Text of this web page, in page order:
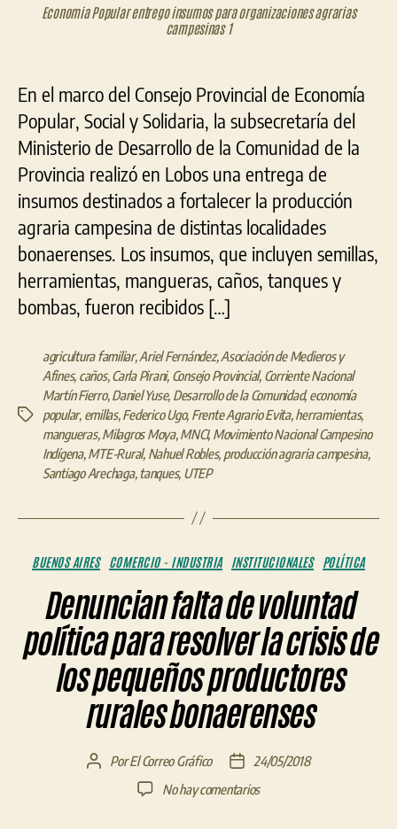
Economia Popular entrego insumos para organizaciones agrarias
campesinas 1
En el marco del Consejo Provincial de Economía
Popular, Social y Solidaria, la subsecretaría del
Ministerio de Desarrollo de la Comunidad de la
Provincia realizó en Lobos una entrega de
insumos destinados a fortalecer la producción
agraria campesina de distintas localidades
bonaerenses. Los insumos, que incluyen semillas,
herramientas, mangueras, caños, tanques y
bombas, fueron recibidos […]
Etiquetas
agricultura familiar, Ariel Fernández, Asociación de Medieros y
Afines, caños, Carla Pirani, Consejo Provincial, Corriente Nacional
Martín Fierro, Daniel Yuse, Desarrollo de la Comunidad,economía
popular, emillas, Federico Ugo, Frente Agrario Evita, herramientas,
mangueras, Milagros Moya, MNCI, Movimiento Nacional Campesino
Indígena, MTE-Rural, Nahuel Robles, producción agraria campesina,
Santiago Arechaga, tanques, UTEP
Categorías
BUENOS AIRES COMERCIO - INDUSTRIA INSTITUCIONALES POLÍTICA
Denuncian falta de voluntad
política para resolver la crisis de
los pequeños productores
rurales bonaerenses
AutorPorEl Correo Gráfico
Fecha
de
24/05/2018
No hay comentariosen